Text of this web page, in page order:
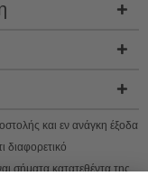
και εν ανάγκη έξοδα
διαφορετικό
σήματα κατατεθέντα της